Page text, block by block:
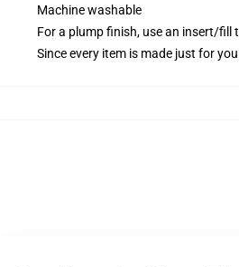
Machine washable
For a plump finish, use an insert/fill
Since every item is made just for